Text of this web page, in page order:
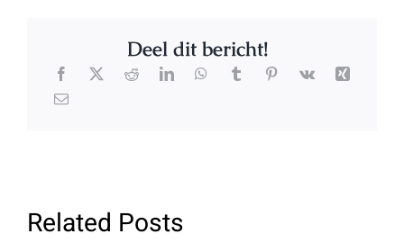
Deel dit bericht!
Related Posts